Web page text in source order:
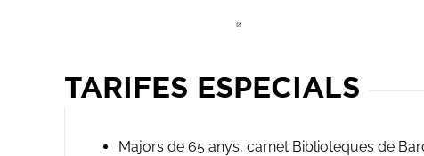
Abre en nueva
TARIFES ESPECIALS
Majors de 65 anys, carnet Biblioteques de